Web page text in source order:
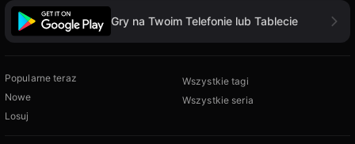
Gry na Twoim Telefonie lub Tablecie
Popularne teraz
Nowe
Losuj
Wszystkie tagi
Wszystkie seria